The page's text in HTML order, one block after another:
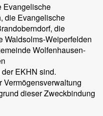
Evangelische
die Evangelische
die
Waldsolms-Weiperfelden
Wolfenhausen-
EKHN sind.
dieser Zweckbindung